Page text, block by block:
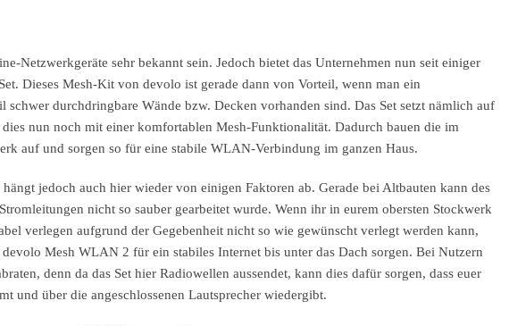
Netzwerkgeräte sehr bekannt sein. Jedoch bietet das Unternehmen nun seit einiger
Dieses Mesh-Kit von devolo ist gerade dann von Vorteil, wenn man ein
durchdringbare Wände bzw. Decken vorhanden sind. Das Set setzt nämlich auf
nun noch mit einer komfortablen Mesh-Funktionalität. Dadurch bauen die im
auf und sorgen so für eine stabile WLAN-Verbindung im ganzen Haus.
jedoch auch hier wieder von einigen Faktoren ab. Gerade bei Altbauten kann des
nicht so sauber gearbeitet wurde. Wenn ihr in eurem obersten Stockwerk
verlegen aufgrund der Gegebenheit nicht so wie gewünscht verlegt werden kann,
Mesh WLAN 2 für ein stabiles Internet bis unter das Dach sorgen. Bei Nutzern
denn da das Set hier Radiowellen aussendet, kann dies dafür sorgen, dass euer
und über die angeschlossenen Lautsprecher wiedergibt.